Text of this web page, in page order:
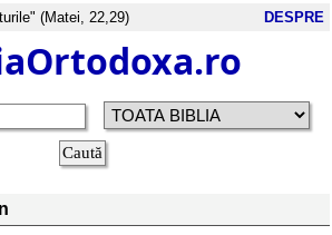
(Matei, 22,29) DESPRE